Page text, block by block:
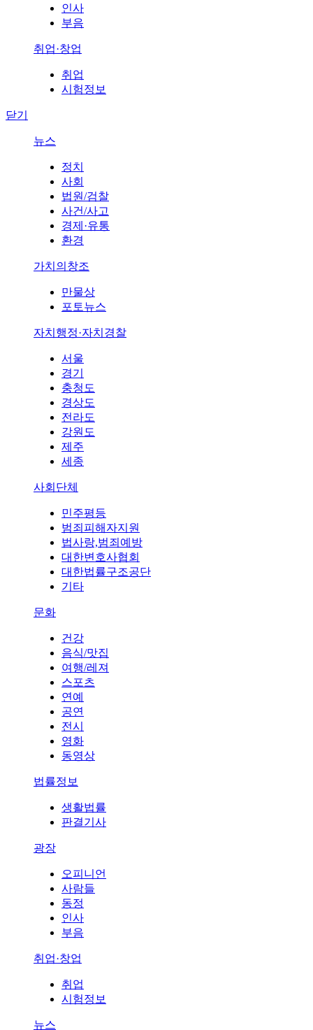
인사
부음
취업·창업
취업
시험정보
닫기
뉴스
정치
사회
법원/검찰
사건/사고
경제·유통
환경
가치의창조
만물상
포토뉴스
자치행정·자치경찰
서울
경기
충청도
경상도
전라도
강원도
제주
세종
사회단체
민주평등
범죄피해자지원
법사랑,범죄예방
대한변호사협회
대한법률구조공단
기타
문화
건강
음식/맛집
여행/레져
스포츠
연예
공연
전시
영화
동영상
법률정보
생활법률
판결기사
광장
오피니언
사람들
동정
인사
부음
취업·창업
취업
시험정보
뉴스